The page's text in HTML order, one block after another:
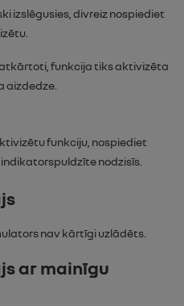
izslēgusies, divreiz nospiediet
funkcija tiks aktivizēta
aizdedze.
funkciju, nospiediet
nodzisīs.
nav kārtīgi uzlādēts.
ar mainīgu